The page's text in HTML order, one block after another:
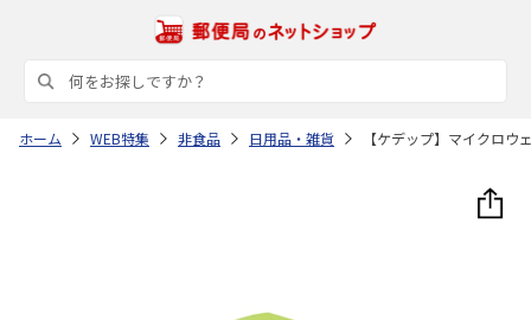
ホーム WEB特集 非食品 日用品・雑貨 【ケデップ】マイクロ